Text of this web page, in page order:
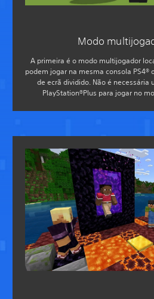
Modo
A primeira é o modo multijogador
podem jogar na mesma consola PS4®
de ecrã dividido. Não é necessária
PlayStation®Plus para jogar no